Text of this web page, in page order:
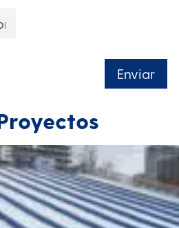
Enviar